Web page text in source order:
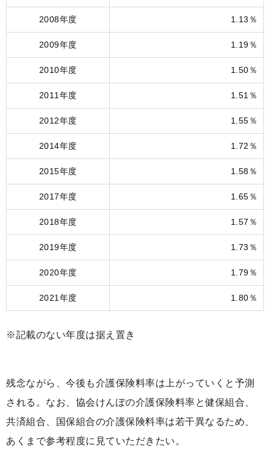
2008年度 1.13％
2009年度 1.19％
2010年度 1.50％
2011年度 1.51％
2012年度 1.55％
2014年度 1.72％
2015年度 1.58％
2017年度 1.65％
2018年度 1.57％
2019年度 1.73％
2020年度 1.79％
2021年度 1.80％
※記載のない年度は据え置き
残念ながら、今後も介護保険料率は上がっていくと予測
される。なお、協会けんぽの介護保険料率と健保組合、
共済組合、国保組合の介護保険料率は若干異なるため、
あくまで参考程度に見ていただきたい。